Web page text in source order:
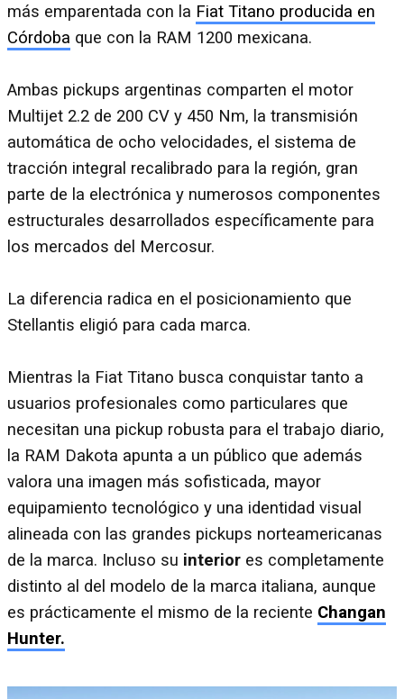
más emparentada con la Fiat Titano producida en
Córdoba que con la RAM 1200 mexicana.
Ambas pickups argentinas comparten el motor
Multijet 2.2 de 200 CV y 450 Nm, la transmisión
automática de ocho velocidades, el sistema de
tracción integral recalibrado para la región, gran
parte de la electrónica y numerosos componentes
estructurales desarrollados específicamente para
los mercados del Mercosur.
La diferencia radica en el posicionamiento que
Stellantis eligió para cada marca.
Mientras la Fiat Titano busca conquistar tanto a
usuarios profesionales como particulares que
necesitan una pickup robusta para el trabajo diario,
la RAM Dakota apunta a un público que además
valora una imagen más sofisticada, mayor
equipamiento tecnológico y una identidad visual
alineada con las grandes pickups norteamericanas
de la marca. Incluso su interior es completamente
distinto al del modelo de la marca italiana, aunque
es prácticamente el mismo de la reciente Changan
Hunter.